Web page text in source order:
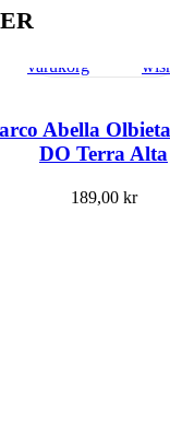
Lägg
varukorg
Abella
DO Terra Alta
189,00 kr